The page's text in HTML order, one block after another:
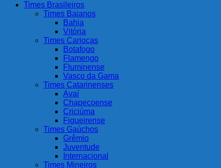
Times Brasileiros
Times Baianos
Bahia
Vitória
Times Cariocas
Botafogo
Flamengo
Fluminense
Vasco da Gama
Times Catarinenses
Avaí
Chapecoense
Criciúma
Figueirense
Times Gaúchos
Grêmio
Juventude
Internacional
Times Mineiros